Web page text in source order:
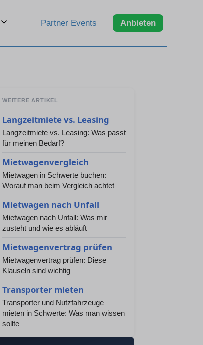
Partner Events Anbieten
WEITERE ARTIKEL
Langzeitmiete vs. Leasing
Langzeitmiete vs. Leasing: Was passt
für meinen Bedarf?
Mietwagenvergleich
Mietwagen in Schwerte buchen:
Worauf man beim Vergleich achtet
Mietwagen nach Unfall
Mietwagen nach Unfall: Was mir
zusteht und wie es abläuft
Mietwagenvertrag prüfen
Mietwagenvertrag prüfen: Diese
Klauseln sind wichtig
Transporter mieten
Transporter und Nutzfahrzeuge
mieten in Schwerte: Was man wissen
sollte